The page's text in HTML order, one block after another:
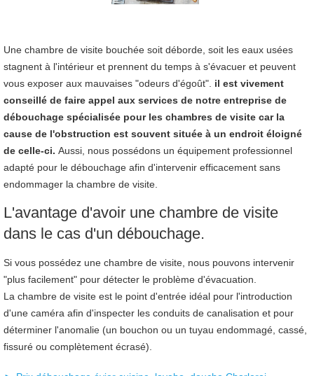
Une chambre de visite bouchée soit déborde, soit les eaux usées
stagnent à l'intérieur et prennent du temps à s'évacuer et peuvent
vous exposer aux mauvaises "odeurs d'égoût". il est vivement
conseillé de faire appel aux services de notre entreprise de
débouchage spécialisée pour les chambres de visite car la
cause de l'obstruction est souvent située à un endroit éloigné
de celle-ci. Aussi, nous possédons un équipement professionnel
adapté pour le débouchage afin d'intervenir efficacement sans
endommager la chambre de visite.
L'avantage d'avoir une chambre de visite
dans le cas d'un débouchage.
Si vous possédez une chambre de visite, nous pouvons intervenir
"plus facilement" pour détecter le problème d'évacuation.
La chambre de visite est le point d'entrée idéal pour l'introduction
d'une caméra afin d'inspecter les conduits de canalisation et pour
déterminer l'anomalie (un bouchon ou un tuyau endommagé, cassé,
fissuré ou complètement écrasé).